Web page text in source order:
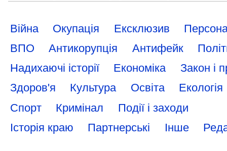
Війна Окупація Ексклюзив
ВПО
Антикорупція Антифейк
Надихаючі історії
Економіка
Закон і
Здоров'я
Культура Освіта
Екологія
Спорт
Кримінал
Події і заходи
Історія краю
Партнерські Інше